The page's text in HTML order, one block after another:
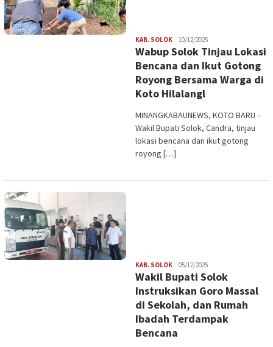
KAB. SOLOKRedaksi
10/12/2025
Wabup Solok Tinjau Lokasi
Bencana dan Ikut Gotong
Royong Bersama Warga di
Koto Hilalangl
MINANGKABAUNEWS, KOTO BARU –
Wakil Bupati Solok, Candra, tinjau
lokasi bencana dan ikut gotong
royong […]
KAB. SOLOKRedaksi
05/12/2025
Wakil Bupati Solok
Instruksikan Goro Massal
di Sekolah, dan Rumah
Ibadah Terdampak
Bencana